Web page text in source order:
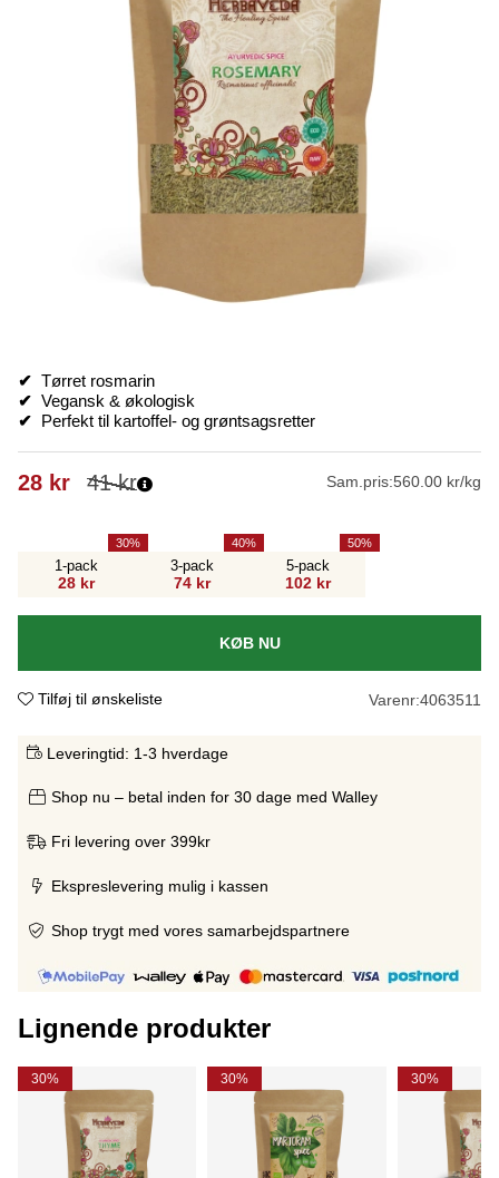
✔ Tørret rosmarin
✔ Vegansk & økologisk
✔ Perfekt til kartoffel- og grøntsagsretter
41kr
28 kr Sam.pris:560.00 kr/kg
1-pack
28 kr
30
3-pack
74 kr
40
5-pack
102 kr
50
KØB NU
Tilføj til ønskeliste Varenr:4063511
Leveringtid: 1-3 hverdage
Shop nu – betal inden for 30 dage med Walley
Fri levering over 399kr
Ekspreslevering mulig i kassen
Shop trygt med vores samarbejdspartnere
Lignende produkter
30% 30% 30%